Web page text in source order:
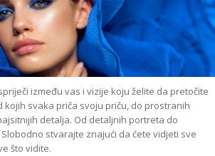
između vas i vizije koju želite da pretočite
kojih svaka priča svoju priču, do prostranih
detalja. Od detaljnih portreta do
stvarajte znajući da ćete vidjeti sve
što vidite.